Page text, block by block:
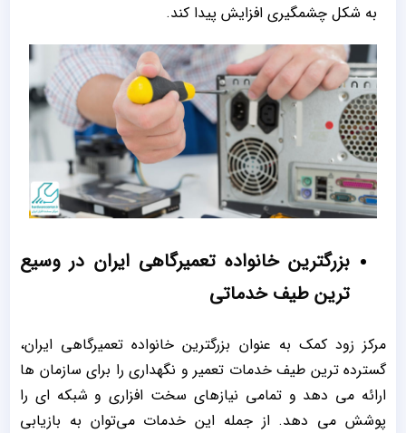
به شکل چشمگیری افزایش پیدا کند.
بزرگترین خانواده تعمیرگاهی ایران در وسیع
ترین طیف خدماتی
مرکز زود کمک به عنوان بزرگترین خانواده تعمیرگاهی ایران،
گسترده ‌ترین طیف خدمات تعمیر و نگهداری را برای سازمان ‌ها
ارائه می ‌دهد و تمامی نیازهای سخت ‌افزاری و شبکه ‌ای را
پوشش می ‌دهد. از جمله این خدمات می‌توان به بازیابی